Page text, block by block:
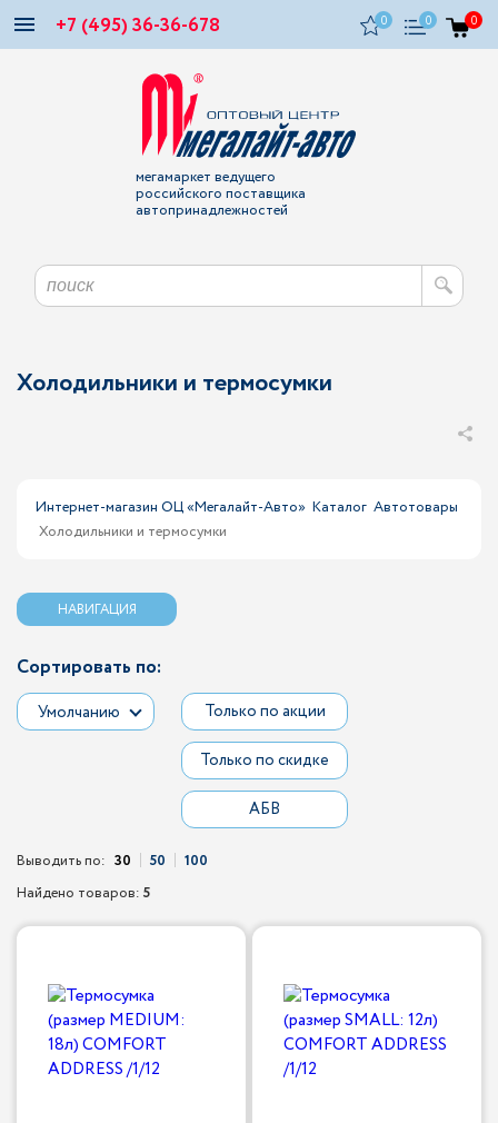
+7 (495) 36-36-678 0 0 0
мегамаркет ведущего
российского поставщика
автопринадлежностей
Холодильники и термосумки
Интернет-магазин ОЦ «Мегалайт-Авто» Каталог Автотовары
Холодильники и термосумки
НАВИГАЦИЯ
Сортировать по:
Умолчанию Только по акции
Только по скидке
АБВ
Выводить по: 30 50
100
Найдено товаров: 5